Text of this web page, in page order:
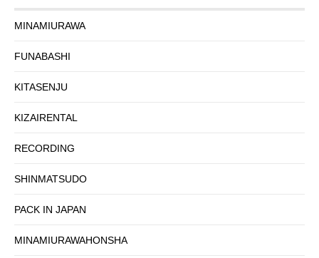
MINAMIURAWA
FUNABASHI
KITASENJU
KIZAIRENTAL
RECORDING
SHINMATSUDO
PACK IN JAPAN
MINAMIURAWAHONSHA